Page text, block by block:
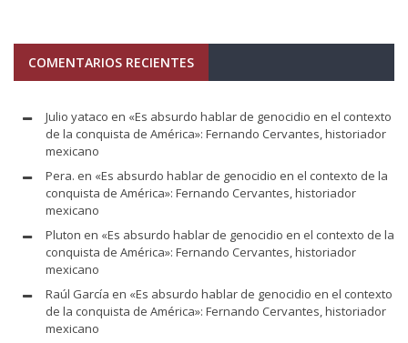
COMENTARIOS RECIENTES
Julio yataco en «Es absurdo hablar de genocidio en el contexto
de la conquista de América»: Fernando Cervantes, historiador
mexicano
Pera. en «Es absurdo hablar de genocidio en el contexto de la
conquista de América»: Fernando Cervantes, historiador
mexicano
Pluton en «Es absurdo hablar de genocidio en el contexto de la
conquista de América»: Fernando Cervantes, historiador
mexicano
Raúl García en «Es absurdo hablar de genocidio en el contexto
de la conquista de América»: Fernando Cervantes, historiador
mexicano